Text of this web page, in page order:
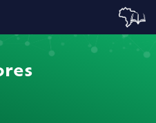
e 10 anos após a